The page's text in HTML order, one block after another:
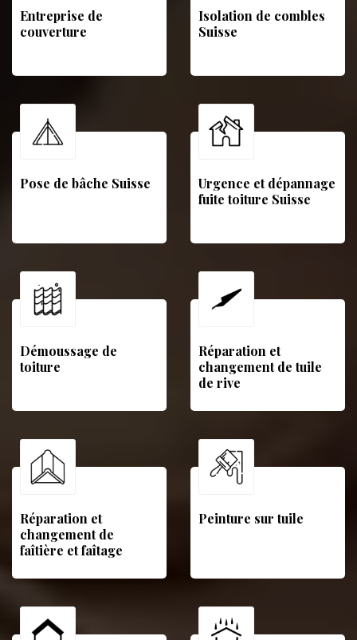
Entreprise de
couverture
Isolation de combles
Suisse
Pose de bâche Suisse
Urgence et dépannage
fuite toiture Suisse
Démoussage de
toiture
Réparation et
changement de tuile
de rive
Réparation et
changement de
faîtière et faîtage
Peinture sur tuile